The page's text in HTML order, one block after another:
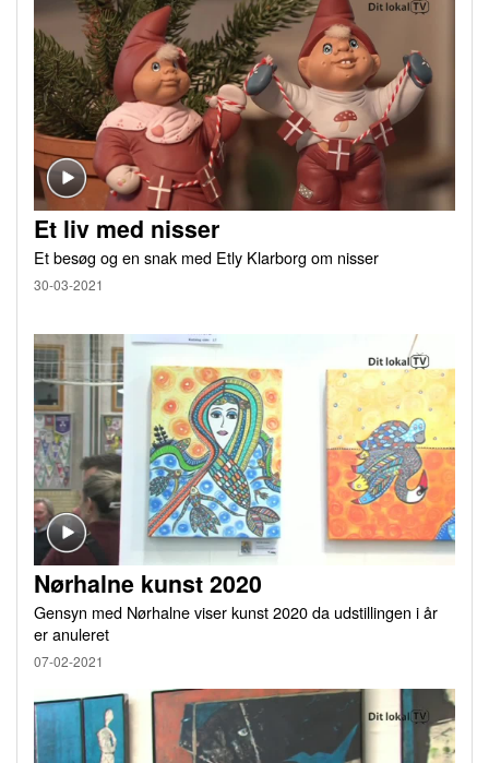
Et liv med nisser
Et besøg og en snak med Etly Klarborg om nisser
30-03-2021
Nørhalne kunst 2020
Gensyn med Nørhalne viser kunst 2020 da udstillingen i år
er anuleret
07-02-2021